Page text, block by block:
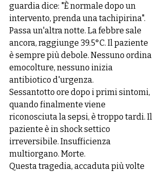
guardia dice: "È normale dopo un
intervento, prenda una tachipirina".
Passa un'altra notte. La febbre sale
ancora, raggiunge 39.5°C. Il paziente
è sempre più debole. Nessuno ordina
emocolture, nessuno inizia
antibiotico d'urgenza.
Sessantotto ore dopo i primi sintomi,
quando finalmente viene
riconosciuta la sepsi, è troppo tardi. Il
paziente è in shock settico
irreversibile. Insufficienza
multiorgano. Morte.
Questa tragedia, accaduta più volte